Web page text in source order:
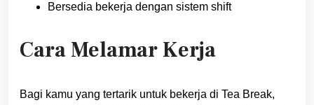
Bersedia bekerja dengan sistem shift
Cara Melamar Kerja
Bagi kamu yang tertarik untuk bekerja di Tea Break,